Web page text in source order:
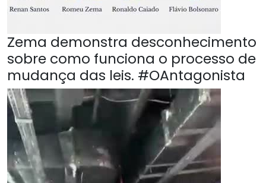
Zema demonstra desconhecimento
sobre como funciona o processo de
mudança das leis. #OAntagonista